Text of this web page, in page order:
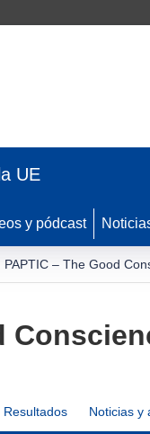
UE
y pódcast
PAPTIC – The Good
Resultados Noticias y